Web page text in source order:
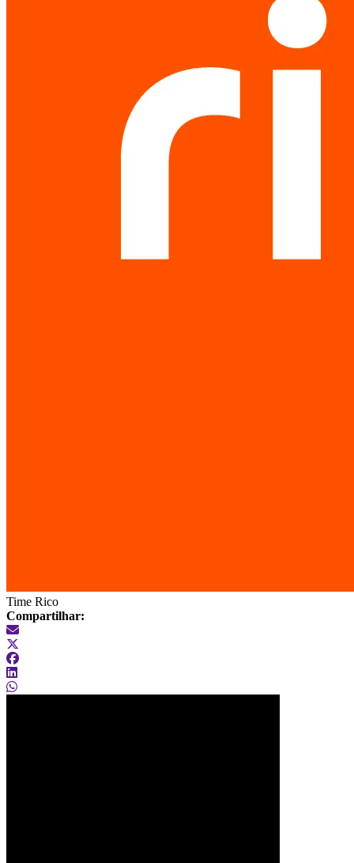
Time Rico
Compartilhar: